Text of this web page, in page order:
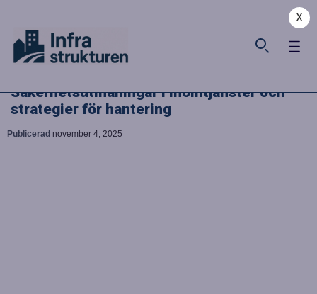
X
Säkerhetsutmaningar i molntjänster och
strategier för hantering
Publicerad november 4, 2025